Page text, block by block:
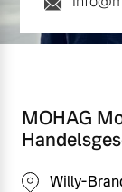
MOHAG
Willy-